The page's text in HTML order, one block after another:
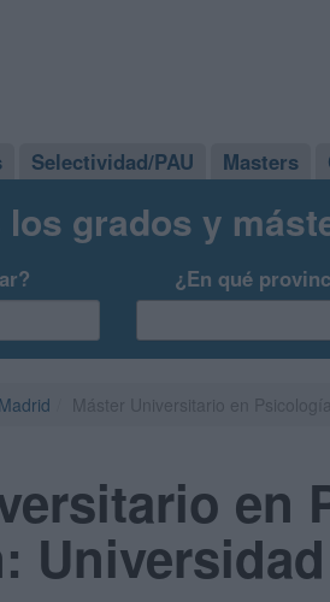
Selectividad/PAU Masters
los grados y
¿En qué
Madrid
en